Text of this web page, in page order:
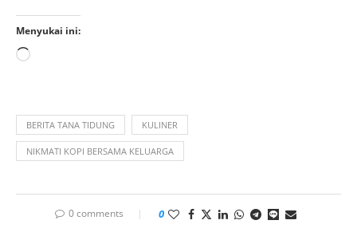
Menyukai ini:
BERITA TANA TIDUNG KULINER
NIKMATI KOPI BERSAMA KELUARGA
0 comments 0